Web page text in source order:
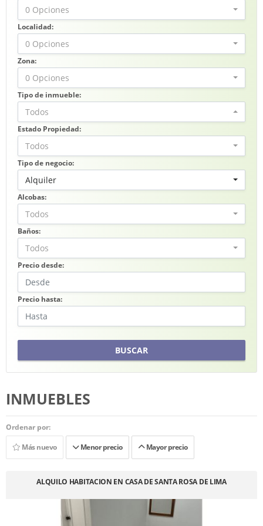
0 Opciones
Localidad:
0 Opciones
Zona:
0 Opciones
Tipo de inmueble:
Todos
Estado Propiedad:
Todos
Tipo de negocio:
Alquiler
Alcobas:
Todos
Baños:
Todos
Precio desde:
Precio hasta:
BUSCAR
INMUEBLES
Ordenar por:
Más nuevo
Menor precio Mayor precio
ALQUILO HABITACION EN CASA DE SANTA ROSA DE LIMA